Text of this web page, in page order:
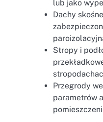
lub jako
Dachy
Stropy i
Przegrody
parametrów